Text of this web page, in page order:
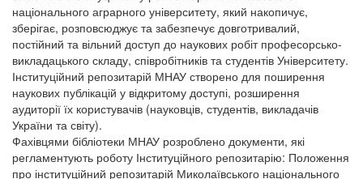
національного аграрного університету, який накопичує,
зберігає, розповсюджує та забезпечує довготривалий,
постійний та вільний доступ до наукових робіт професорсько-
викладацького складу, співробітників та студентів Університету.
Інституційний репозитарій МНАУ створено для поширення
наукових публікацій у відкритому доступі, розширення
аудиторії їх користувачів (науковців, студентів, викладачів
України та світу).
Фахівцями бібліотеки МНАУ розроблено документи, які
регламентують роботу Інституційного репозитарію: Положення
про інституційний репозитарій Миколаївського національного